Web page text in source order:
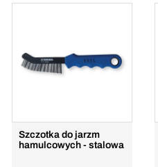
Szczotka do jarzm
hamulcowych - stalowa